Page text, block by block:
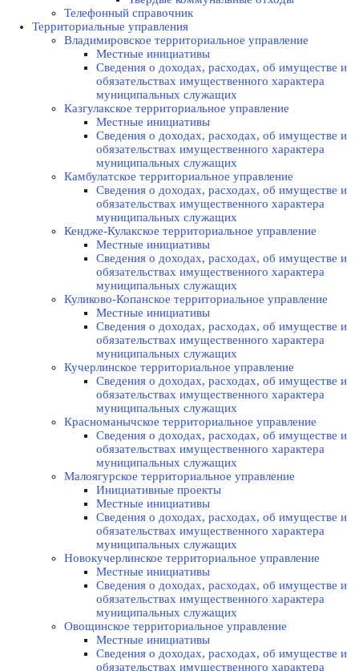
Телефонный справочник
Территориальные управления
Владимировское территориальное управление
Местные инициативы
Сведения о доходах, расходах, об имуществе и
обязательствах имущественного характера
муниципальных служащих
Казгулакское территориальное управление
Местные инициативы
Сведения о доходах, расходах, об имуществе и
обязательствах имущественного характера
муниципальных служащих
Камбулатское территориальное управление
Сведения о доходах, расходах, об имуществе и
обязательствах имущественного характера
муниципальных служащих
Кендже-Кулакское территориальное управление
Местные инициативы
Сведения о доходах, расходах, об имуществе и
обязательствах имущественного характера
муниципальных служащих
Куликово-Копанское территориальное управление
Местные инициативы
Сведения о доходах, расходах, об имуществе и
обязательствах имущественного характера
муниципальных служащих
Кучерлинское территориальное управление
Сведения о доходах, расходах, об имуществе и
обязательствах имущественного характера
муниципальных служащих
Красноманычское территориальное управление
Сведения о доходах, расходах, об имуществе и
обязательствах имущественного характера
муниципальных служащих
Малоягурское территориальное управление
Инициативные проекты
Местные инициативы
Сведения о доходах, расходах, об имуществе и
обязательствах имущественного характера
муниципальных служащих
Новокучерлинское территориальное управление
Местные инициативы
Сведения о доходах, расходах, об имуществе и
обязательствах имущественного характера
муниципальных служащих
Овощинское территориальное управление
Местные инициативы
Сведения о доходах, расходах, об имуществе и
обязательствах имущественного характера